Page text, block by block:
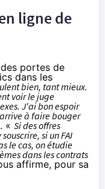
ligne de
portes de
dans les
bien, tant mieux.
voir le juge
J'ai bon espoir
à faire bouger
« Si des offres
si unFAI
le cas, on étudie
dans les contrats
affirme, pour sa